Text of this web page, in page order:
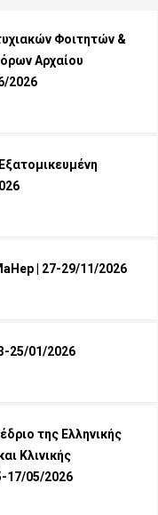
Φοιτητών &
Αρχαίου
2026
| 27-29/11/2026
25/01/2026
της Ελληνικής
Κλινικής
17/05/2026